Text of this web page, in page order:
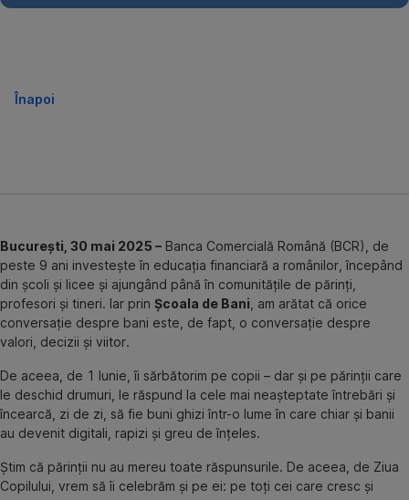
Înapoi
București, 30 mai 2025 – Banca Comercială Română (BCR), de
peste 9 ani investește în educația financiară a românilor, începând
din școli și licee și ajungând până în comunitățile de părinți,
profesori și tineri. Iar prin Școala de Bani , am arătat că orice
conversație despre bani este, de fapt, o conversație despre
valori, decizii și viitor.
De aceea, de 1 Iunie, îi sărbătorim pe copii – dar și pe părinții care
le deschid drumuri, le răspund la cele mai neașteptate întrebări și
încearcă, zi de zi, să fie buni ghizi într-o lume în care chiar și banii
au devenit digitali, rapizi și greu de înțeles.
Știm că părinții nu au mereu toate răspunsurile. De aceea, de Ziua
Copilului, vrem să îi celebrăm și pe ei: pe toți cei care cresc și